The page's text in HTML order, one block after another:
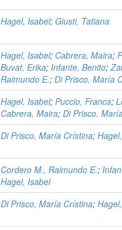
Hagel, Isabel; Giusti, Tatiana
Hagel, Isabel; Cabrera, Maira;
Buvat, Erika; Infante, Benito;
Raimundo E.; Di Prisco, María
Hagel, Isabel; Puccio, Franca;
Cabrera, Maira; Di Prisco,
Di Prisco, María Crístina;
Cordero M., Raimundo E.;
Hagel, Isabel
Di Prisco, María Crístina;